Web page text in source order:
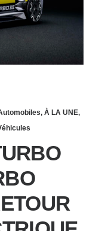
, À LA UNE,